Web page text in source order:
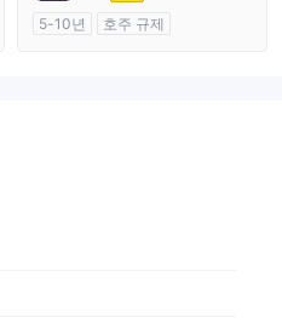
5-10년
호주 규제